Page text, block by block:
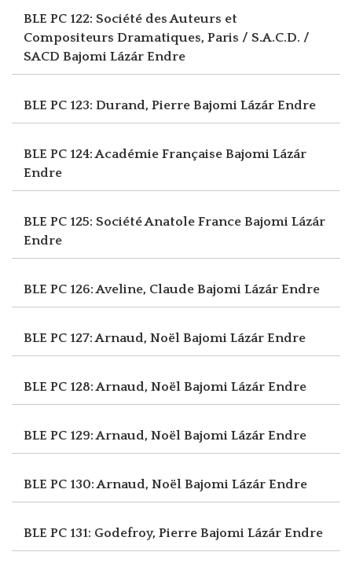
BLE PC 122: Société des Auteurs et
Compositeurs Dramatiques, Paris / S.A.C.D. /
SACD Bajomi Lázár Endre
BLE PC 123: Durand, Pierre Bajomi Lázár Endre
BLE PC 124: Académie Française Bajomi Lázár
Endre
BLE PC 125: Société Anatole France Bajomi Lázár
Endre
BLE PC 126: Aveline, Claude Bajomi Lázár Endre
BLE PC 127: Arnaud, Noël Bajomi Lázár Endre
BLE PC 128: Arnaud, Noël Bajomi Lázár Endre
BLE PC 129: Arnaud, Noël Bajomi Lázár Endre
BLE PC 130: Arnaud, Noël Bajomi Lázár Endre
BLE PC 131: Godefroy, Pierre Bajomi Lázár Endre